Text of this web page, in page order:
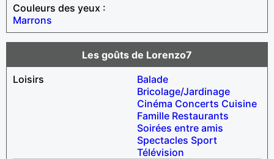
Couleurs des yeux :
Marrons
Les goûts de Lorenzo7
Loisirs
Balade
Bricolage/Jardinage
Cinéma Concerts Cuisine
Famille Restaurants
Soirées entre amis
Spectacles Sport
Télévision